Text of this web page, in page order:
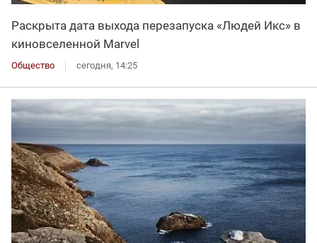
Раскрыта дата выхода перезапуска «Людей Икс» в
киновселенной Marvel
Общество сегодня, 14:25